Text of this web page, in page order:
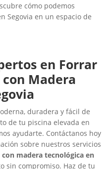
cómo podemos
Segovia en un espacio de
en Forrar
con Madera
duradera y fácil de
de tu piscina elevada en
ayudarte. Contáctanos hoy
sobre nuestros servicios
madera tecnológica en
sin compromiso. Haz de tu